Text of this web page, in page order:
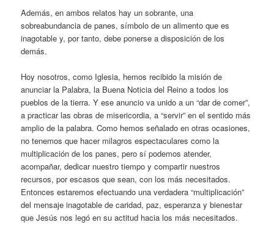
Además, en ambos relatos hay un sobrante, una
sobreabundancia de panes, símbolo de un alimento que es
inagotable y, por tanto, debe ponerse a disposición de los
demás.
Hoy nosotros, como Iglesia, hemos recibido la misión de
anunciar la Palabra, la Buena Noticia del Reino a todos los
pueblos de la tierra. Y ese anuncio va unido a un “dar de comer”,
a practicar las obras de misericordia, a “servir” en el sentido más
amplio de la palabra. Como hemos señalado en otras ocasiones,
no tenemos que hacer milagros espectaculares como la
multiplicación de los panes, pero sí podemos atender,
acompañar, dedicar nuestro tiempo y compartir nuestros
recursos, por escasos que sean, con los más necesitados.
Entonces estaremos efectuando una verdadera “multiplicación”
del mensaje inagotable de caridad, paz, esperanza y bienestar
que Jesús nos legó en su actitud hacia los más necesitados.